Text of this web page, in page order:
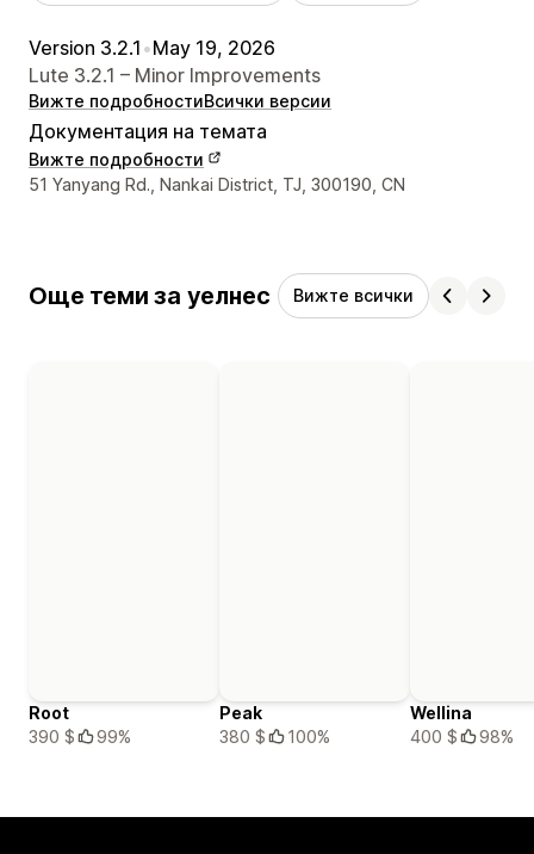
Version 3.2.1 •May 19, 2026
Lute 3.2.1 – Minor Improvements
Вижте подробностиВсички версии
Документация на темата
Вижте подробности
Данни за връзка с дизайнера
51 Yanyang Rd., Nankai District, TJ, 300190, CN
Още теми за уелнес Вижте всички
Root
390 $
99%
Peak
380 $
100%
Wellina
400 $
98%